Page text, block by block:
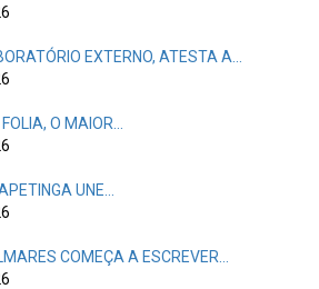
EXTERNO, ATESTA A…
O MAIOR…
UNE…
COMEÇA A ESCREVER…